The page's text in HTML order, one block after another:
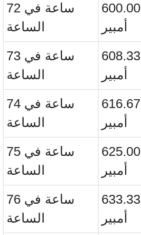
72 ساعة في
الساعة
600.00 مللي
أمبير
73 ساعة في
الساعة
608.33 مللي
أمبير
74 ساعة في
الساعة
616.67 مللي
أمبير
75 ساعة في
الساعة
625.00 مللي
أمبير
76 ساعة في
الساعة
633.33 مللي
أمبير